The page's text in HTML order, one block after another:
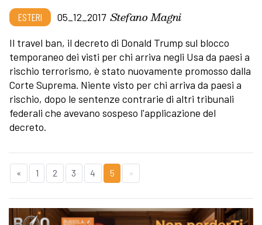
ESTERI 05_12_2017 Stefano Magni
Il travel ban, il decreto di Donald Trump sul blocco
temporaneo dei visti per chi arriva negli Usa da paesi a
rischio terrorismo, è stato nuovamente promosso dalla
Corte Suprema. Niente visto per chi arriva da paesi a
rischio, dopo le sentenze contrarie di altri tribunali
federali che avevano sospeso l'applicazione del
decreto.
« 1 2 3 4 5 »